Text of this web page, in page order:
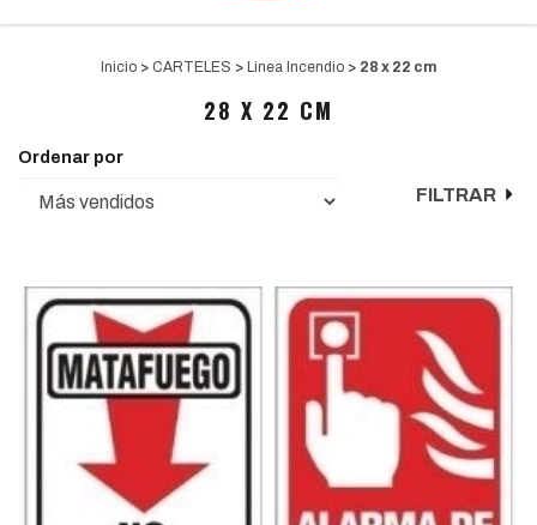
Inicio > CARTELES > Linea Incendio > 28 x 22 cm
28 X 22 CM
Ordenar por
FILTRAR